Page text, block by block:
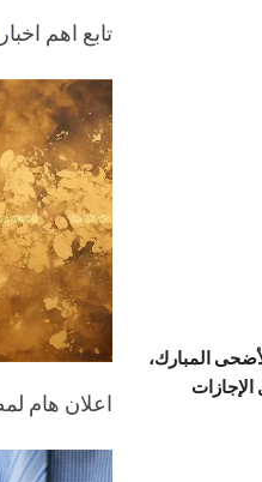
المبارك،
تابع اهم اخبار
اعلان هام